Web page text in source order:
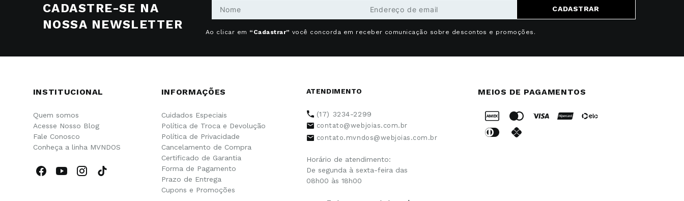
CADASTRE-SE NA
NOSSA NEWSLETTER
CADASTRAR
Ao clicar em “Cadastrar” você concorda em receber comunicação sobre descontos e promoções.
INSTITUCIONAL
Quem somos
Acesse Nosso Blog
Fale Conosco
Conheça a linha MVNDOS
INFORMAÇÕES
Cuidados Especiais
Política de Troca e Devolução
Política de Privacidade
Cancelamento de Compra
Certificado de Garantia
Forma de Pagamento
Prazo de Entrega
Cupons e Promoções
ATENDIMENTO
(17) 3234-2299
contato@webjoias.com.br
contato.mvndos@webjoias.com.br
Horário de atendimento:
De segunda à sexta-feira das
08h00 às 18h00
MEIOS DE PAGAMENTOS